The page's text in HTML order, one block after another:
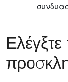
Ελέγξτε